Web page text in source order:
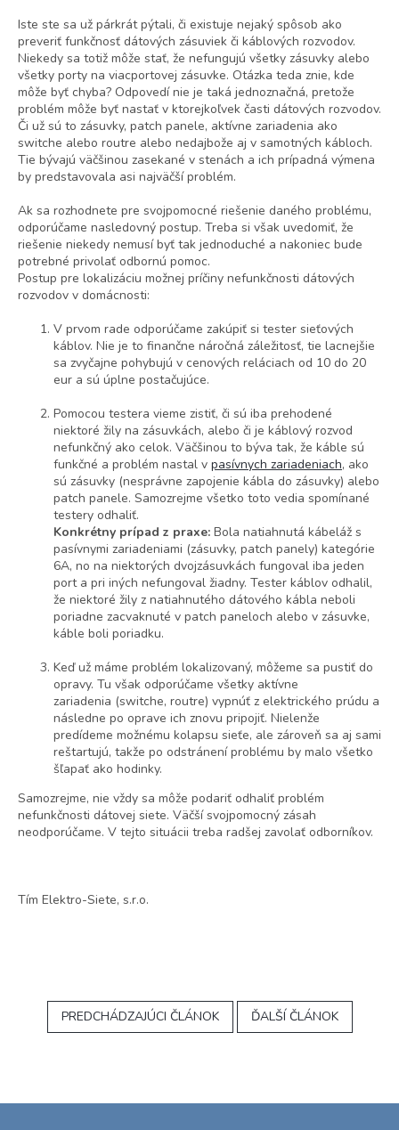
Iste ste sa už párkrát pýtali, či existuje nejaký spôsob ako
preveriť funkčnosť dátových zásuviek či káblových rozvodov.
Niekedy sa totiž môže stať, že nefungujú všetky zásuvky alebo
všetky porty na viacportovej zásuvke. Otázka teda znie, kde
môže byť chyba? Odpovedí nie je taká jednoznačná, pretože
problém môže byť nastať v ktorejkoľvek časti dátových rozvodov.
Či už sú to zásuvky, patch panele, aktívne zariadenia ako
switche alebo routre alebo nedajbože aj v samotných kábloch.
Tie bývajú väčšinou zasekané v stenách a ich prípadná výmena
by predstavovala asi najväčší problém.
Ak sa rozhodnete pre svojpomocné riešenie daného problému,
odporúčame nasledovný postup. Treba si však uvedomiť, že
riešenie niekedy nemusí byť tak jednoduché a nakoniec bude
potrebné privolať odbornú pomoc.
Postup pre lokalizáciu možnej príčiny nefunkčnosti dátových
rozvodov v domácnosti:
V prvom rade odporúčame zakúpiť si tester sieťových
káblov. Nie je to finančne náročná záležitosť, tie lacnejšie
sa zvyčajne pohybujú v cenových reláciach od 10 do 20
eur a sú úplne postačujúce.
Pomocou testera vieme zistiť, či sú iba prehodené
niektoré žily na zásuvkách, alebo či je káblový rozvod
nefunkčný ako celok. Väčšinou to býva tak, že káble sú
funkčné a problém nastal v pasívnych zariadeniach, ako
sú zásuvky (nesprávne zapojenie kábla do zásuvky) alebo
patch panele. Samozrejme všetko toto vedia spomínané
testery odhaliť.
Konkrétny prípad z praxe: Bola natiahnutá kábeláž s
pasívnymi zariadeniami (zásuvky, patch panely) kategórie
6A, no na niektorých dvojzásuvkách fungoval iba jeden
port a pri iných nefungoval žiadny. Tester káblov odhalil,
že niektoré žily z natiahnutého dátového kábla neboli
poriadne zacvaknuté v patch paneloch alebo v zásuvke,
káble boli poriadku.
Keď už máme problém lokalizovaný, môžeme sa pustiť do
opravy. Tu však odporúčame všetky aktívne
zariadenia (switche, routre) vypnúť z elektrického prúdu a
následne po oprave ich znovu pripojiť. Nielenže
predídeme možnému kolapsu sieťe, ale zároveň sa aj sami
reštartujú, takže po odstránení problému by malo všetko
šľapať ako hodinky.
Samozrejme, nie vždy sa môže podariť odhaliť problém
nefunkčnosti dátovej siete. Väčší svojpomocný zásah
neodporúčame. V tejto situácii treba radšej zavolať odborníkov.
Tím Elektro-Siete, s.r.o.
PREDCHÁDZAJÚCI ČLÁNOK ĎALŠÍ ČLÁNOK